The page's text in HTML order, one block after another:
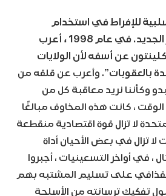
للإفراط في استخدام
العقوبات ليست بالأمر الجديد. في عام 1998 ، أعرب
عن أسفه لأن الولايات
بالعقوبات”. وأعرب عن قلقه من
وكأننا نريد معاقبة كل من
، كانت هذه المخاوف مبالغًا
لا تزال قوة اقتصادية منقطعة
لا تزال في بعض الأحيان أداة
، في أواخر التسعينيات ، أجبروا
على تسليم المشتبه بهم
تفكيك ترسانته من الأسلحة